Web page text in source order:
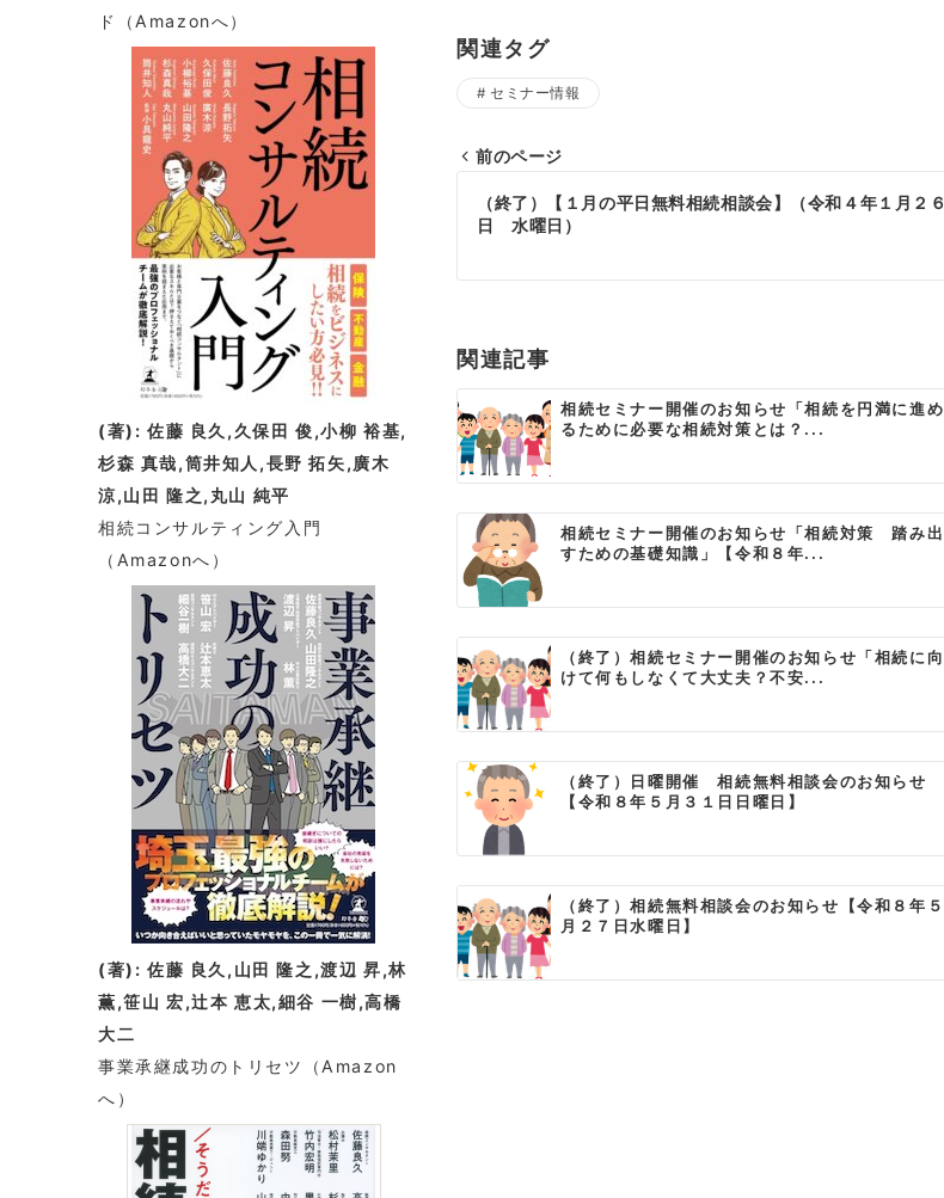
関連タグ
セミナー情報
稿
ナ
ゲ
ー
シ
ョ
ン
前のページ
（終了）【１月の平日無料相続相談会】（令和４年１月２６
日 水曜日）
関連記事
相続セミナー開催のお知らせ「相続を円満に進め
るために必要な相続対策とは？...
相続セミナー開催のお知らせ「相続対策 踏み出
すための基礎知識」【令和８年...
（終了）相続セミナー開催のお知らせ「相続に向
けて何もしなくて大丈夫？不安...
（終了）日曜開催 相続無料相談会のお知らせ
【令和８年５月３１日日曜日】
（終了）相続無料相談会のお知らせ【令和８年５
月２７日水曜日】
ド
（Amazonへ）
(著): 佐藤 良久,久保田 俊,小柳 裕基,
杉森 真哉,筒井知人,長野 拓矢,廣木
涼,山田 隆之,丸山 純平
相続コンサルティング入門
（Amazonへ）
(著): 佐藤 良久,山田 隆之,渡辺 昇,林
薫,笹山 宏,辻本 恵太,細谷 一樹,高橋
大二
事業承継成功のトリセツ
（Amazon
へ）